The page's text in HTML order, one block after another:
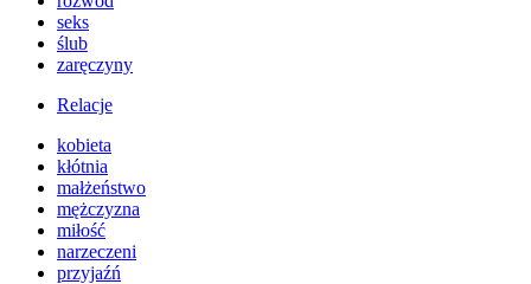
seks
ślub
zaręczyny
Relacje
kobieta
kłótnia
małżeństwo
mężczyzna
miłość
narzeczeni
przyjaźń